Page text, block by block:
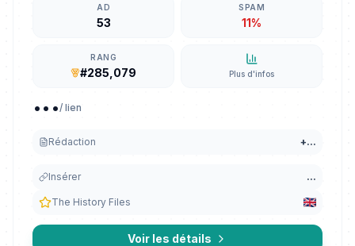
AD
53
SPAM
11%
RANG
#285,079 Plus d'infos
.../ lien
Rédaction +...
Insérer ...
The History Files
Voir les détails